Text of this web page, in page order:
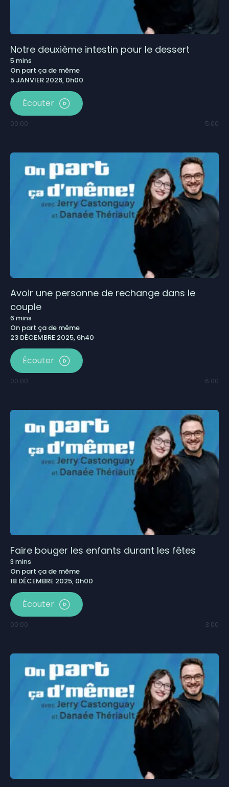
Notre deuxième intestin pour le dessert
5 mins
On part ça de même
5 JANVIER 2026, 0h00
Écouter
00:00 5:00
Avoir une personne de rechange dans le
couple
6 mins
On part ça de même
23 DÉCEMBRE 2025, 6h40
Écouter
00:00 6:00
Faire bouger les enfants durant les fêtes
3 mins
On part ça de même
18 DÉCEMBRE 2025, 0h00
Écouter
00:00 3:00